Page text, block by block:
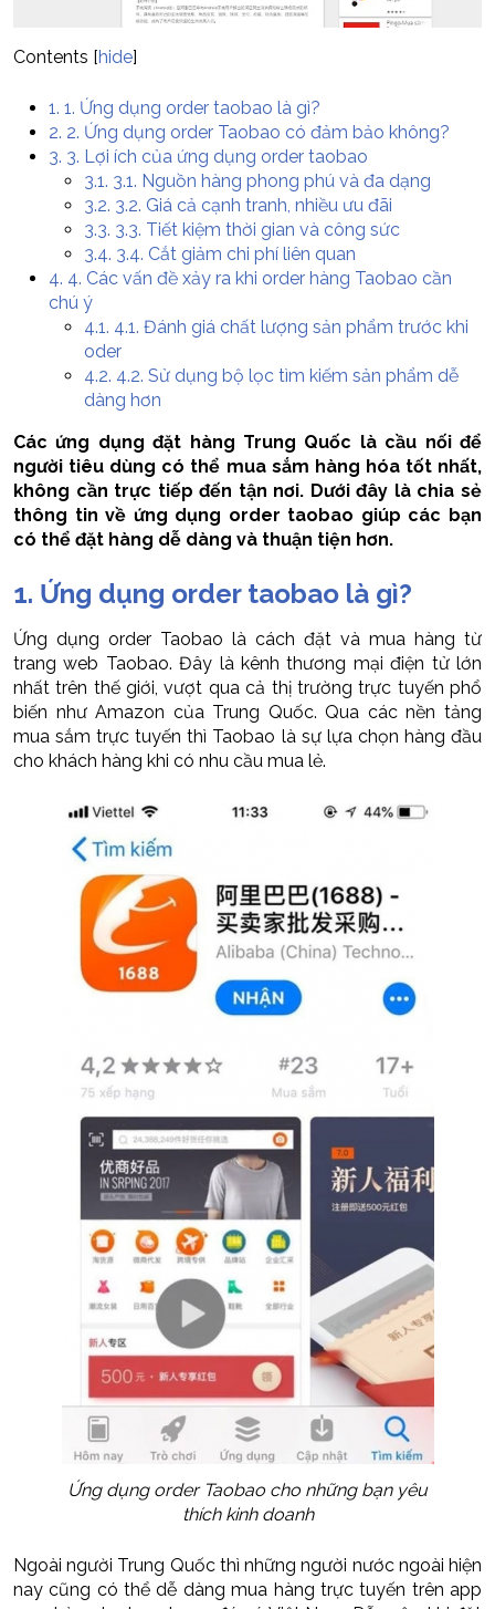
Contents [hide]
1. 1. Ứng dụng order taobao là gì?
2. 2. Ứng dụng order Taobao có đảm bảo không?
3. 3. Lợi ích của ứng dụng order taobao
3.1. 3.1. Nguồn hàng phong phú và đa dạng
3.2. 3.2. Giá cả cạnh tranh, nhiều ưu đãi
3.3. 3.3. Tiết kiệm thời gian và công sức
3.4. 3.4. Cắt giảm chi phí liên quan
4. 4. Các vấn đề xảy ra khi order hàng Taobao cần
chú ý
4.1. 4.1. Đánh giá chất lượng sản phẩm trước khi
oder
4.2. 4.2. Sử dụng bộ lọc tìm kiếm sản phẩm dễ
dàng hơn
Các ứng dụng đặt hàng Trung Quốc là cầu nối để
người tiêu dùng có thể mua sắm hàng hóa tốt nhất,
không cần trực tiếp đến tận nơi. Dưới đây là chia sẻ
thông tin về ứng dụng order taobao giúp các bạn
có thể đặt hàng dễ dàng và thuận tiện hơn.
1. Ứng dụng order taobao là gì?
Ứng dụng order Taobao là cách đặt và mua hàng từ
trang web Taobao. Đây là kênh thương mại điện tử lớn
nhất trên thế giới, vượt qua cả thị trường trực tuyến phổ
biến như Amazon của Trung Quốc. Qua các nền tảng
mua sắm trực tuyến thì Taobao là sự lựa chọn hàng đầu
cho khách hàng khi có nhu cầu mua lẻ.
Ứng dụng order Taobao cho những bạn yêu
thích kinh doanh
Ngoài người Trung Quốc thì những người nước ngoài hiện
nay cũng có thể dễ dàng mua hàng trực tuyến trên app